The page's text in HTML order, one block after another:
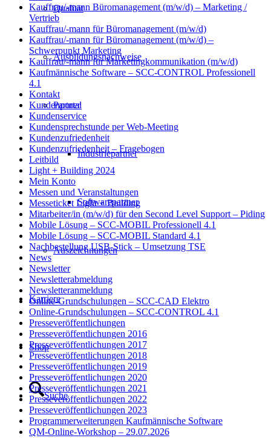
Qualität
Ausbildungsnachweise
Partner
Industriepartner
Softwarepartner
Auszeichnungen
Karriere
Shop
Suche
Kauffrau/-mann Büromanagement (m/w/d) – Marketing /
Vertrieb
Kauffrau/-mann für Büromanagement (m/w/d)
Kauffrau/-mann für Büromanagement (m/w/d) –
Schwerpunkt Marketing
Kauffrau/-mann für Marketingkommunikation (m/w/d)
Kaufmännische Software – SCC-CONTROL Professionell
4.1
Kontakt
Kundenportal
Kundenservice
Kundensprechstunde per Web-Meeting
Kundenzufriedenheit
Kundenzufriedenheit – Fragebogen
Leitbild
Light + Building 2024
Mein Konto
Messen und Veranstaltungen
Messeticket Light + Building
Mitarbeiter/in (m/w/d) für den Second Level Support – Piding
Mobile Lösung – SCC-MOBIL Professionell 4.1
Mobile Lösung – SCC-MOBIL Standard 4.1
Nachbestellung USB-Stick – Umsetzung TSE
News
Newsletter
Newsletterabmeldung
Newsletteranmeldung
Online-Grundschulungen – SCC-CAD Elektro
Online-Grundschulungen – SCC-CONTROL 4.1
Presseveröffentlichungen
Presseveröffentlichungen 2016
Presseveröffentlichungen 2017
Presseveröffentlichungen 2018
Presseveröffentlichungen 2019
Presseveröffentlichungen 2020
Presseveröffentlichungen 2021
Presseveröffentlichungen 2022
Presseveröffentlichungen 2023
Programmerweiterungen Kaufmännische Software
QM-Online-Workshop – 29.07.2026